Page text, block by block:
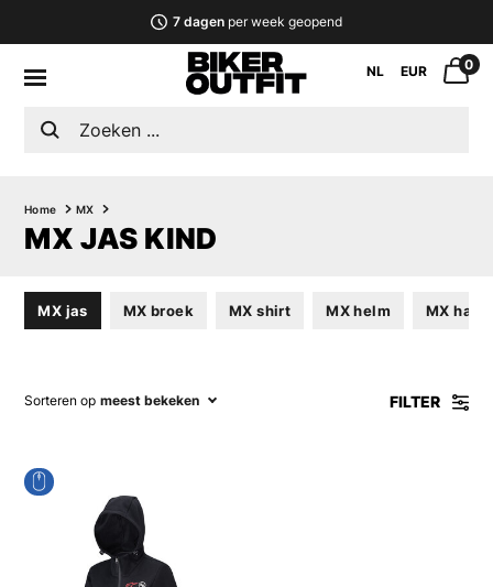
7 dagenper week geopend
NL EUR 0
Home MX
MX JAS KIND
MX jas MX broek MX shirt MX helm MX
Sorteren op meest bekeken FILTER